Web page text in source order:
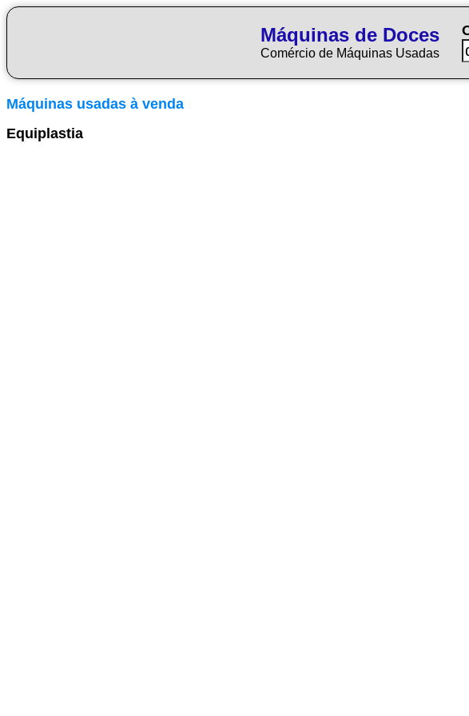
Máquinas de Doces
Comércio de Máquinas Usadas
Máquinas usadas à venda
Equiplastia